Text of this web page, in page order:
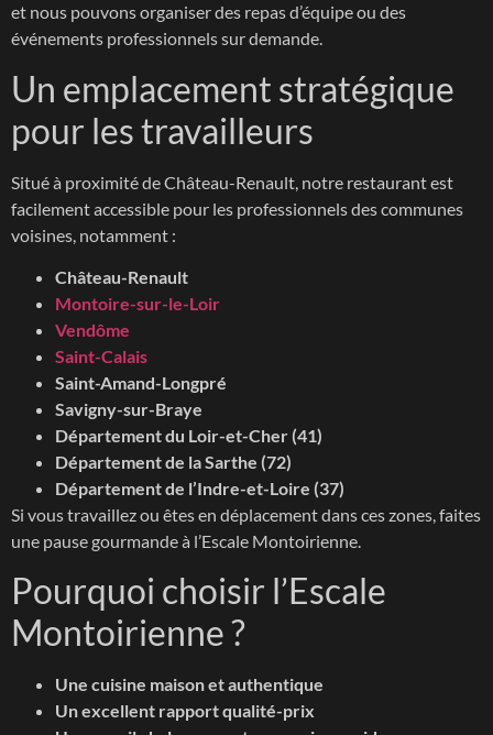
et nous pouvons organiser des repas d’équipe ou des
événements professionnels sur demande.
Un emplacement stratégique
pour les travailleurs
Situé à proximité de Château-Renault, notre restaurant est
facilement accessible pour les professionnels des communes
voisines, notamment :
Château-Renault
Montoire-sur-le-Loir
Vendôme
Saint-Calais
Saint-Amand-Longpré
Savigny-sur-Braye
Département du Loir-et-Cher (41)
Département de la Sarthe (72)
Département de l’Indre-et-Loire (37)
Si vous travaillez ou êtes en déplacement dans ces zones, faites
une pause gourmande à l’Escale Montoirienne.
Pourquoi choisir l’Escale
Montoirienne ?
Une cuisine maison et authentique
Un excellent rapport qualité-prix